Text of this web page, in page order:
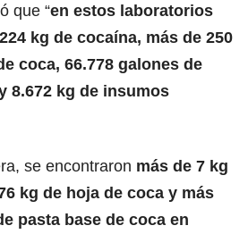
que “en estos laboratorios
kg de cocaína, más de 250
coca, 66.778 galones de
8.672 kg de insumos
se encontraron más de 7 kg
kg de hoja de coca y más
pasta base de coca en